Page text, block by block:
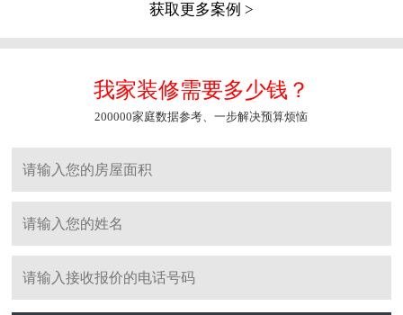
获取更多案例 >
我家装修需要多少钱？
200000家庭数据参考、一步解决预算烦恼